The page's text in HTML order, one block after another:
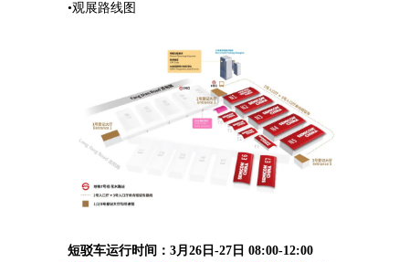
•观展路线图
短驳车运行时间：3月26日-27日 08:00-12:00